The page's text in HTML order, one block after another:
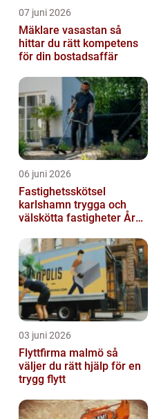
07 juni 2026
Mäklare vasastan så
hittar du rätt kompetens
för din bostadsaffär
06 juni 2026
Fastighetsskötsel
karlshamn trygga och
välskötta fastigheter Året
03 juni 2026
Flyttfirma malmö så
väljer du rätt hjälp för en
trygg flytt